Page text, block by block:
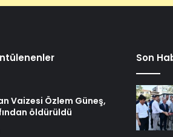
Vaizesi Özlem Güneş,
öldürüldü
Son